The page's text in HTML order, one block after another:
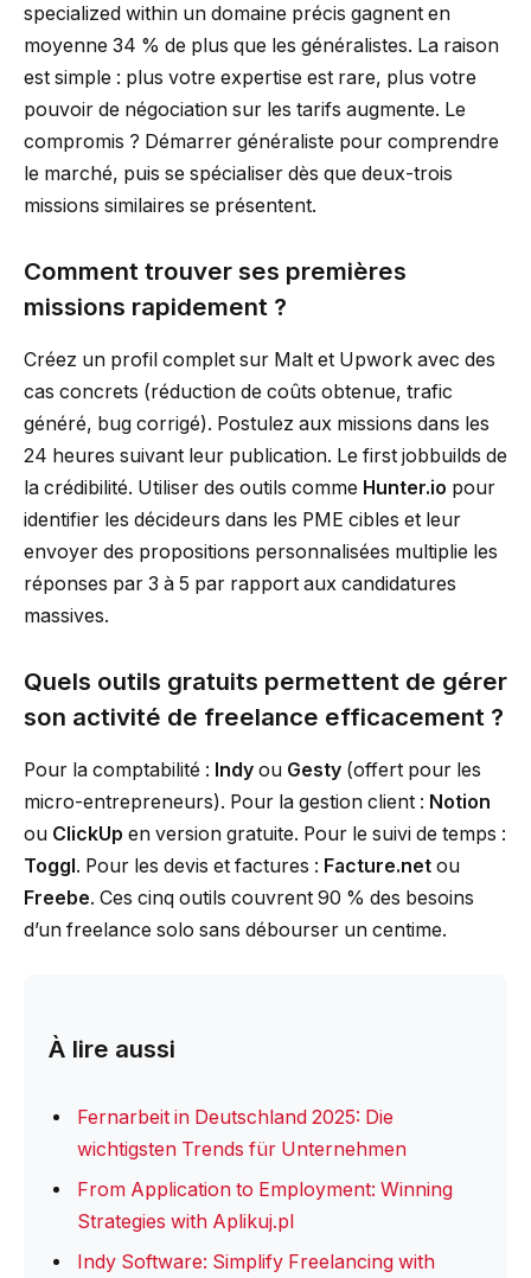
specialized within un domaine précis gagnent en
moyenne 34 % de plus que les généralistes. La raison
est simple : plus votre expertise est rare, plus votre
pouvoir de négociation sur les tarifs augmente. Le
compromis ? Démarrer généraliste pour comprendre
le marché, puis se spécialiser dès que deux-trois
missions similaires se présentent.
Comment trouver ses premières
missions rapidement ?
Créez un profil complet sur Malt et Upwork avec des
cas concrets (réduction de coûts obtenue, trafic
généré, bug corrigé). Postulez aux missions dans les
24 heures suivant leur publication. Le first jobbuilds de
la crédibilité. Utiliser des outils comme Hunter.io pour
identifier les décideurs dans les PME cibles et leur
envoyer des propositions personnalisées multiplie les
réponses par 3 à 5 par rapport aux candidatures
massives.
Quels outils gratuits permettent de gérer
son activité de freelance efficacement ?
Pour la comptabilité : Indy ou Gesty (offert pour les
micro-entrepreneurs). Pour la gestion client : Notion
ou ClickUp en version gratuite. Pour le suivi de temps :
Toggl. Pour les devis et factures : Facture.net ou
Freebe. Ces cinq outils couvrent 90 % des besoins
d’un freelance solo sans débourser un centime.
À lire aussi
Fernarbeit in Deutschland 2025: Die
wichtigsten Trends für Unternehmen
From Application to Employment: Winning
Strategies with Aplikuj.pl
Indy Software: Simplify Freelancing with